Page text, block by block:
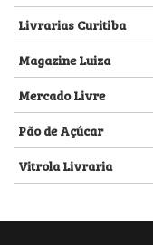
Livrarias Curitiba
Magazine Luiza
Mercado Livre
Pão de Açúcar
Vitrola Livraria